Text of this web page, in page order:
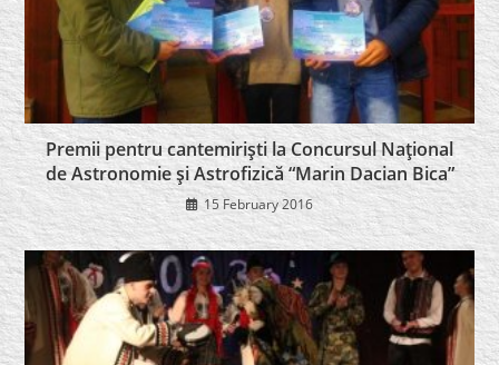
Premii pentru cantemirişti la Concursul Naţional
de Astronomie şi Astrofizică “Marin Dacian Bica”
15 February 2016